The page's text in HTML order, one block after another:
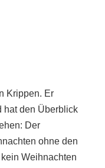
Krippen. Er
hat den Überblick
Der
ohne den
Weihnachten